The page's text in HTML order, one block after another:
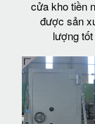
cửa kho tiền
được sản
lượng